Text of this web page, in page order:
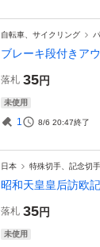
自転車、サイクリング
ブレーキ段付き
落札 35円
未使用
1 8/6 20:47終了
日本 特殊切手、記念切手
昭和天皇皇后訪
落札 35円
未使用